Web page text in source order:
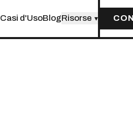
Casi d'UsoBlogRisorse ▾